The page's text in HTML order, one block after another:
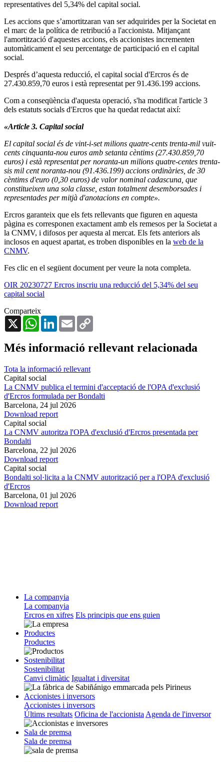
representatives del 5,34% del capital social.
Les accions que s’amortitzaran van ser adquirides per la Societat en
el marc de la política de retribució a l'accionista. Mitjançant
l'amortització d'aquestes accions, els accionistes incrementen
automàticament el seu percentatge de participació en el capital
social.
Després d’aquesta reducció, el capital social d'Ercros és de
27.430.859,70 euros i està representat per 91.436.199 accions.
Com a conseqüència d'aquesta operació, s'ha modificat l'article 3
dels estatuts socials d'Ercros que ha quedat redactat així:
«Article 3. Capital social
El capital social és de vint-i-set milions quatre-cents trenta-mil vuit-
cents cinquanta-nou euros amb setanta cèntims (27.430.859,70
euros) i està representat per noranta-un milions quatre-centes trenta-
sis mil cent noranta-nou (91.436.199) accions ordinàries, de 30
cèntims d'euro (0,30 euros) de valor nominal cadascuna, que
constitueixen una sola classe, estan totalment desemborsades i
representades per mitjà d'anotacions en compte».
Ercros garanteix que els fets rellevants que figuren en aquesta
pàgina es corresponen exactament amb els remesos per la Societat a
la CNMV, i difosos per aquesta al mercat. Els fets anteriors als
inclosos en aquest apartat, es troben disponibles en la web de la
CNMV.
Fes clic en el següent document per veure la nota completa.
OIR 20230727 Ercros inscriu una reducció del 5,34% del seu
capital social
Comparteix
X
WhatsAppLinkedInEmail
Més informació rellevant relacionada
Tota la informació rellevant
Capital social
La CNMV publica el termini d'acceptació de l'OPA d'exclusió
d'Ercros formulada per Bondalti
Barcelona, 24 jul 2026
Download report
Capital social
La CNMV autoritza l'OPA d'exclusió d'Ercros presentada per
Bondalti
Barcelona, 22 jul 2026
Download report
Capital social
Bondalti sol·licita a la CNMV autorització per a l'OPA d'exclusió
d'Ercros
Barcelona, 01 jul 2026
Download report
La companyia
La companyia
Ercros en xifres Els principis que ens guien
Productes
Productes
Sostenibilitat
Sostenibilitat
Canvi climàtic Igualtat i diversitat
Accionistes i inversors
Accionistes i inversors
Últims resultats Oficina de l'accionista Agenda de l'inversor
Sala de premsa
Sala de premsa